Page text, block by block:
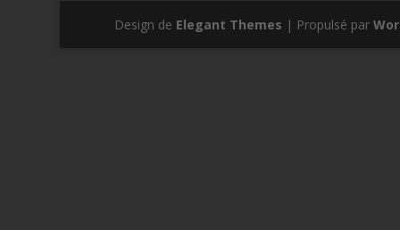
Design de Elegant Themes | Propulsé par